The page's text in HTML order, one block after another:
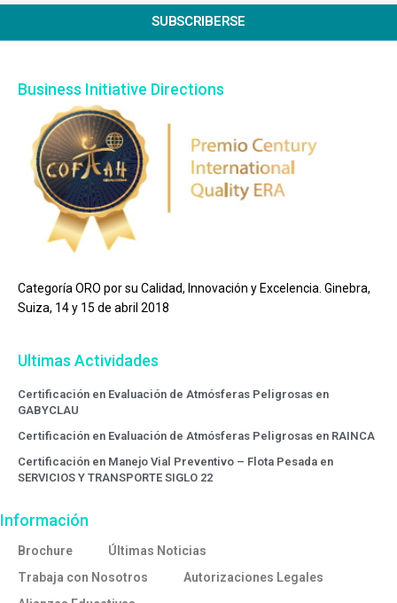
SUBSCRIBERSE
Business Initiative Directions
Categoría ORO por su Calidad, Innovación y Excelencia. Ginebra,
Suiza, 14 y 15 de abril 2018
Ultimas Actividades
Certificación en Evaluación de Atmósferas Peligrosas en
GABYCLAU
Certificación en Evaluación de Atmósferas Peligrosas en RAINCA
Certificación en Manejo Vial Preventivo – Flota Pesada en
SERVICIOS Y TRANSPORTE SIGLO 22
Información
Brochure
Últimas Noticias
Trabaja con Nosotros
Autorizaciones Legales